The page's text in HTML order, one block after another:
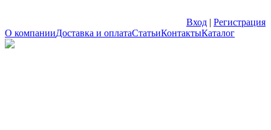
Вход | Регистрация
О компанииДоставка и оплатаСтатьиКонтактыКаталог